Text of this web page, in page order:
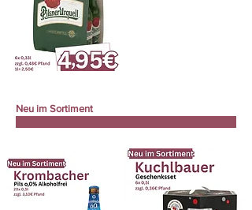
Neu im Sortiment